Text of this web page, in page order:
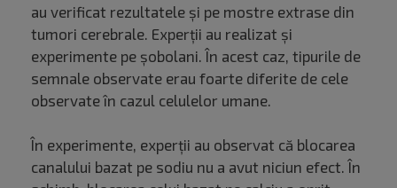
au verificat rezultatele și pe mostre extrase din
tumori cerebrale. Experții au realizat și
experimente pe șobolani. În acest caz, tipurile de
semnale observate erau foarte diferite de cele
observate în cazul celulelor umane.
În experimente, experții au observat că blocarea
canalului bazat pe sodiu nu a avut niciun efect. În